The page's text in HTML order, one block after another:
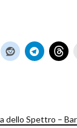
dello Spettro –